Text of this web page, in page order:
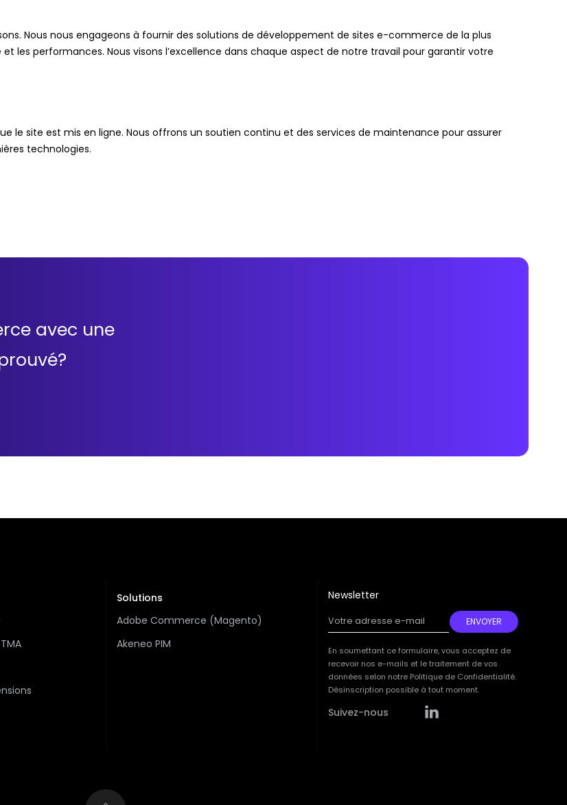
Nous nous engageons à fournir des solutions de développement de sites e-commerce de la plus
les performances. Nous visons l’excellence dans chaque aspect de notre travail pour garantir votre
le site est mis en ligne. Nous offrons un soutien continu et des services de maintenance pour assurer
technologies.
avec une
Solutions
Adobe Commerce (Magento)
Akeneo PIM
Newsletter
Your
email
Votre adresse e-mail ENVOYER
En soumettant ce formulaire, vous acceptez de
recevoir nos e-mails et le traitement de vos
données selon notre Politique de Confidentialité.
Désinscription possible à tout moment.
Suivez-nous